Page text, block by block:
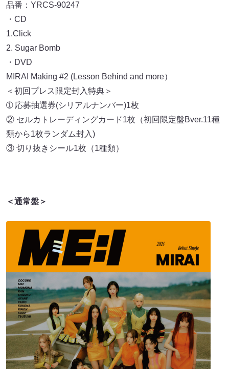
品番：YRCS-90247
・CD
1.Click
2. Sugar Bomb
・DVD
MIRAI Making #2 (Lesson Behind and more）
＜初回プレス限定封入特典＞
➀ 応募抽選券(シリアルナンバー)1枚
② セルカトレーディングカード1枚（初回限定盤Bver.11種
類から1枚ランダム封入)
③ 切り抜きシール1枚（1種類）
＜通常盤＞